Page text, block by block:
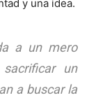
y una idea.
a un mero
un
a buscar la